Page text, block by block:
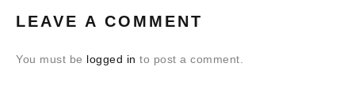
LEAVE A COMMENT
You must be logged in to post a comment.